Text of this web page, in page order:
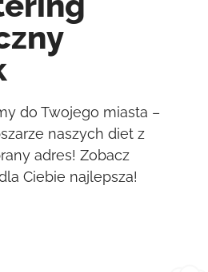
do Twojego miasta –
naszych diet z
adres! Zobacz
Ciebie najlepsza!